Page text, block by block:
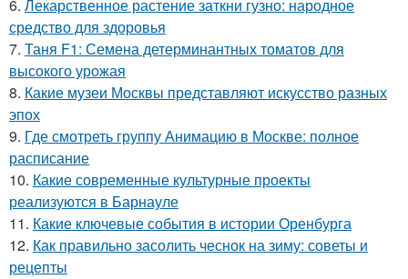
6. Лекарственное растение заткни гузно: народное
средство для здоровья
7. Таня F1: Семена детерминантных томатов для
высокого урожая
8. Какие музеи Москвы представляют искусство разных
эпох
9. Где смотреть группу Анимацию в Москве: полное
расписание
10. Какие современные культурные проекты
реализуются в Барнауле
11. Какие ключевые события в истории Оренбурга
12. Как правильно засолить чеснок на зиму: советы и
рецепты